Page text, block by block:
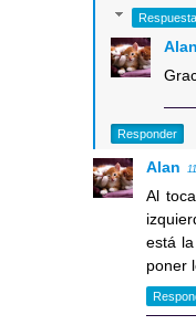
Alan
Responder
Alan
Al
está
poner